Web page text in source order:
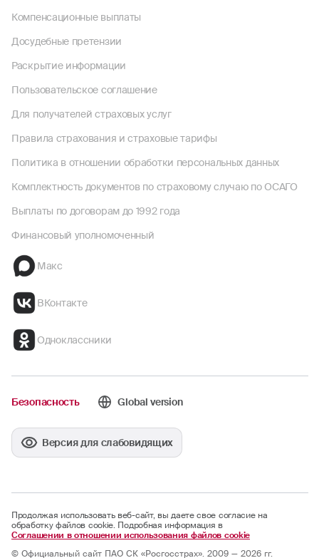
Компенсационные выплаты
Досудебные претензии
Раскрытие информации
Пользовательское соглашение
Для получателей страховых услуг
Правила страхования и страховые тарифы
Политика в отношении обработки персональных данных
Комплектность документов по страховому случаю по ОСАГО
Выплаты по договорам до 1992 года
Финансовый уполномоченный
Макс
ВКонтакте
Одноклассники
Безопасность Global version
Версия для слабовидящих
Продолжая использовать веб-сайт, вы даете свое согласие на
обработку файлов cookie. Подробная информация в
Соглашении в отношении использования файлов cookie
© Официальный сайт ПАО СК «Росгосстрах». 2009 — 2026 гг.